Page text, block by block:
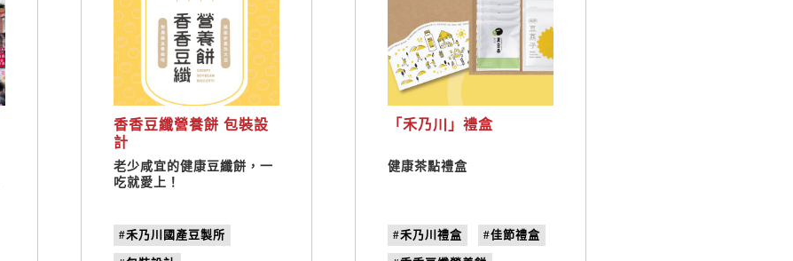
香香豆纖營養餅 包裝設
計
老少咸宜的健康豆纖餅，一
吃就愛上！
#禾乃川國產豆製所
「禾乃川」禮盒
健康茶點禮盒
#禾乃川禮盒 #佳節禮盒